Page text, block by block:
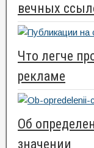
вечных
Что легче
рекламе
Об
значении